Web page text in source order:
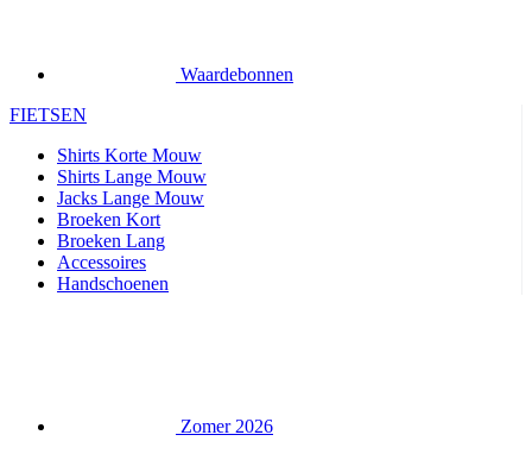
Waardebonnen
FIETSEN
Shirts Korte Mouw
Shirts Lange Mouw
Jacks Lange Mouw
Broeken Kort
Broeken Lang
Accessoires
Handschoenen
Zomer 2026